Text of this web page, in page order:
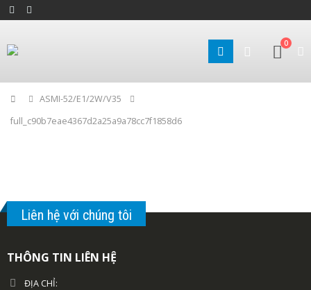
0
Home
ASMI-52/E1/2W/V35
full_c90b7eae4367d2a25a9a78cc7f1858d6
Liên hệ với chúng tôi
THÔNG TIN LIÊN HỆ
ĐỊA CHỈ: